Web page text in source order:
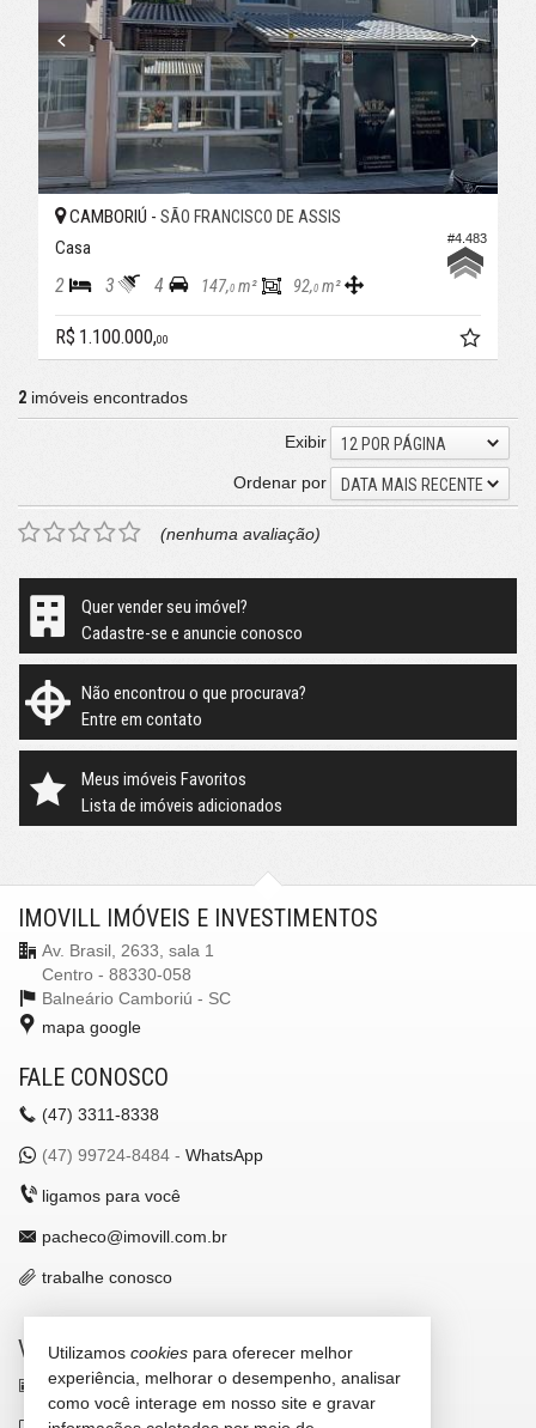
#4.483
CAMBORIÚ - SÃO FRANCISCO DE ASSIS
Casa
2 3 4 147,0 m² 92,0 m²
R$ 1.100.000,00
2 imóveis encontrados
Exibir
12 POR PÁGINA
Ordenar por
DATA MAIS RECENTE
(nenhuma avaliação)
Quer vender seu imóvel?
Cadastre-se e anuncie conosco
Não encontrou o que procurava?
Entre em contato
Meus imóveis Favoritos
Lista de imóveis adicionados
IMOVILL IMÓVEIS E INVESTIMENTOS
Av. Brasil, 2633, sala 1
Centro - 88330-058
Balneário Camboriú - SC
mapa google
FALE CONOSCO
(47) 3311-8338
(47) 99724-8484 - WhatsApp
ligamos para você
pacheco@imovill.com.br
trabalhe conosco
VEJA MAIS
receba nosso newsletter
Utilizamos cookies para oferecer melhor
experiência, melhorar o desempenho, analisar
como você interage em nosso site e gravar